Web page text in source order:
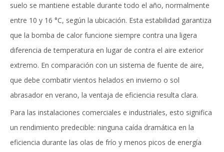
suelo se mantiene estable durante todo el año, normalmente
entre 10 y 16 °C, según la ubicación. Esta estabilidad garantiza
que la bomba de calor funcione siempre contra una ligera
diferencia de temperatura en lugar de contra el aire exterior
extremo. En comparación con un sistema de fuente de aire,
que debe combatir vientos helados en invierno o sol
abrasador en verano, la ventaja de eficiencia resulta clara.
Para las instalaciones comerciales e industriales, esto significa
un rendimiento predecible: ninguna caída dramática en la
eficiencia durante las olas de frío y menos picos de energía